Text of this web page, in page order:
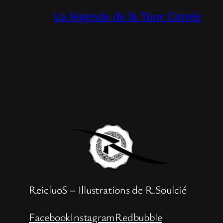
La légende de la Tour Carrée
ReicluoS – Illustrations de R.Soulcié
FacebookInstagramRedbubble